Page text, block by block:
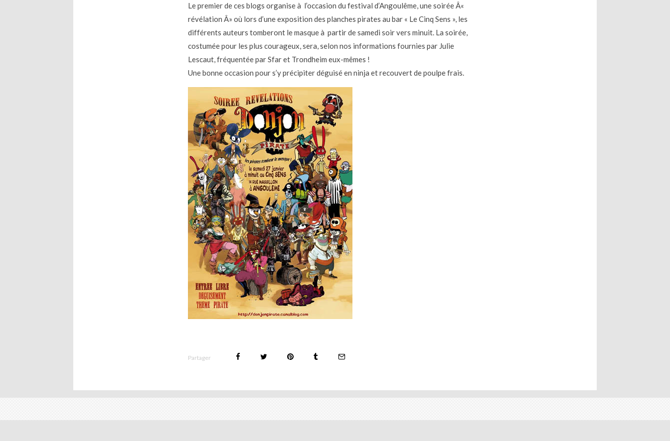
Le premier de ces blogs organise à l’occasion du festival d’Angoulême, une soirée Â«
révélation Â» où lors d’une exposition des planches pirates au bar « Le Cinq Sens », les
différents auteurs tomberont le masque à partir de samedi soir vers minuit. La soirée,
costumée pour les plus courageux, sera, selon nos informations fournies par Julie
Lescaut, fréquentée par Sfar et Trondheim eux-mêmes !
Une bonne occasion pour s’y précipiter déguisé en ninja et recouvert de poulpe frais.
Partager